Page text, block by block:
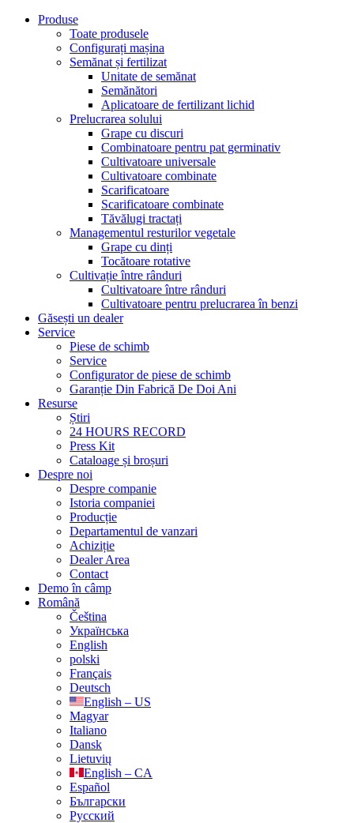
Produse
Toate produsele
Configurați mașina
Semănat și fertilizat
Unitate de semănat
Semănători
Aplicatoare de fertilizant lichid
Prelucrarea solului
Grape cu discuri
Combinatoare pentru pat germinativ
Cultivatoare universale
Cultivatoare combinate
Scarificatoare
Scarificatoare combinate
Tăvălugi tractați
Managementul resturilor vegetale
Grape cu dinți
Tocătoare rotative
Cultivație între rânduri
Cultivatoare între rânduri
Cultivatoare pentru prelucrarea în benzi
Găsești un dealer
Service
Piese de schimb
Service
Configurator de piese de schimb
Garanție Din Fabrică De Doi Ani
Resurse
Știri
24 HOURS RECORD
Press Kit
Cataloage și broșuri
Despre noi
Despre companie
Istoria companiei
Producție
Departamentul de vanzari
Achiziție
Dealer Area
Contact
Demo în câmp
Română
Čeština
Українська
English
polski
Français
Deutsch
English – US
Magyar
Italiano
Dansk
Lietuvių
English – CA
Español
Български
Русский